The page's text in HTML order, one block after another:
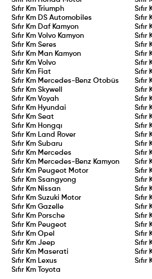
Sıfır Km
Triumph Sıfır
Sıfır Km DS Automobiles Sıfır
Sıfır Km Daf Kamyon Sıfır
Sıfır KmVolvo Kamyon Sıfır
Sıfır KmSeres Sıfır
Sıfır Km Man Kamyon Sıfır
Sıfır KmVolvo Sıfır
Sıfır Km Fiat Sıfır
Sıfır Km Mercedes-Benz Otobüs Sıfır
Sıfır KmSkywell Sıfır
Sıfır KmVoyah Sıfır
Sıfır Km Hyundai Sıfır
Sıfır KmSeat Sıfır
Sıfır Km Hongqı Sıfır
Sıfır Km Land Rover Sıfır
Sıfır KmSubaru Sıfır
Sıfır Km Mercedes Sıfır
Sıfır Km Mercedes-Benz Kamyon Sıfır
Sıfır Km Peugeot Motor Sıfır
Sıfır KmSsangyong Sıfır
Sıfır Km Nissan Sıfır
Sıfır KmSuzuki Motor Sıfır
Sıfır KmGazelle Sıfır
Sıfır Km Porsche Sıfır
Sıfır Km Peugeot Sıfır
Sıfır KmOpel Sıfır
Sıfır KmJeep Sıfır
Sıfır Km Maserati Sıfır
Sıfır Km Lexus Sıfır
Sıfır Km
Toyota